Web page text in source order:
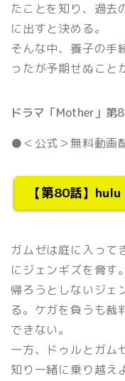
たことを知り、過去
に出すと決める。
そんな中、養子の手
ったが予期せぬこと
ドラマ「Mother」第
●＜公式＞無料動画
【第80話】hulu
ガムゼは庭に入って
にジェンギズを脅す。
帰ろうとしないジェ
る。ケガを負うも裁
できない。
一方、ドゥルとガム
知り一緒に乗り越え